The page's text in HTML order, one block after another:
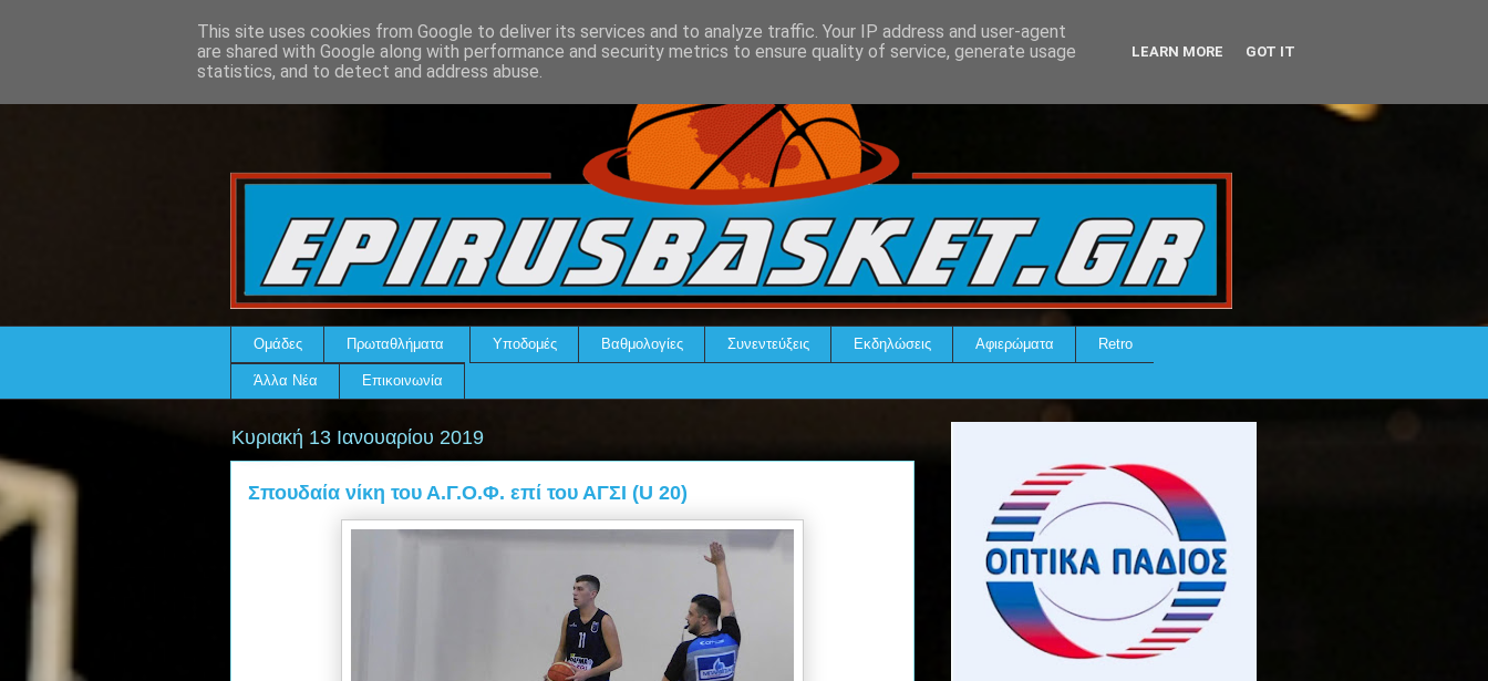
Ομάδες Πρωταθλήματα Υποδομές Βαθμολογίες Συνεντεύξεις Εκδηλώσεις Αφιερώματα Retro
Άλλα Νέα Επικοινωνία
Κυριακή 13 Ιανουαρίου 2019
Σπουδαία νίκη του Α.Γ.Ο.Φ. επί του ΑΓΣΙ (U 20)
This site uses cookies from Google to deliver its services and to analyze traffic. Your IP address and user-agent
are shared with Google along with performance and security metrics to ensure quality of service, generate usage
statistics, and to detect and address abuse.
LEARN MORE GOT IT